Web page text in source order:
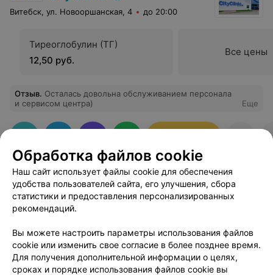
Витебск, ул. Новооршанская, 4 до 20:00
Тиреоглобулин (ТГ)
12,50 руб.
Все цены
Отзыв. Осталась довольна обслуживанием персонала
и сервисом центра)
Еще
Добавить специалиста
Обработка файлов cookie
Наш сайт использует файлы cookie для обеспечения
удобства пользователей сайта, его улучшения, сбора
статистики и предоставления персонализированных
рекомендаций.
Вы можете настроить параметры использования файлов
cookie или изменить свое согласие в более позднее время.
Для получения дополнительной информации о целях,
сроках и порядке использования файлов cookie вы